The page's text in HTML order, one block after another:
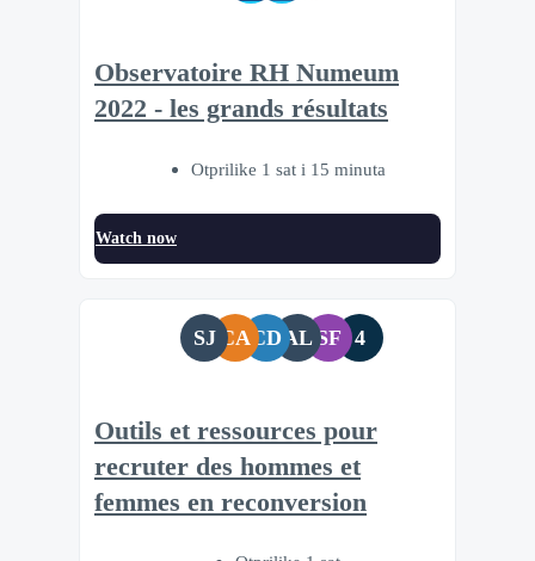
Observatoire RH Numeum
2022 - les grands résultats
Otprilike 1 sat i 15 minuta
Watch now
SJ CA CD AL SF 4
Outils et ressources pour
recruter des hommes et
femmes en reconversion